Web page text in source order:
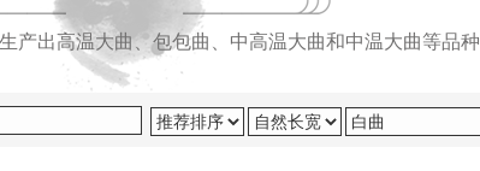
产出高温大曲、包包曲、中高温大曲和中温大曲等品种